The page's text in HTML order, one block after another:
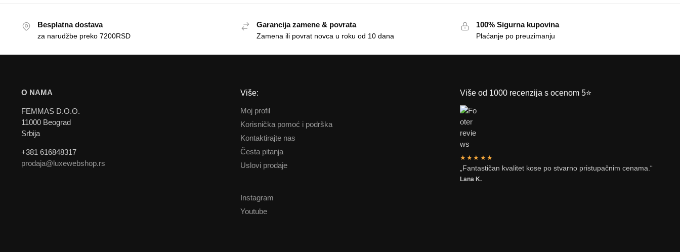
Besplatna dostava
za narudžbe preko 7200RSD
Garancija zamene & povrata
Zamena ili povrat novca u roku od 10 dana
100% Sigurna kupovina
Plaćanje po preuzimanju
O NAMA
FEMMAS D.O.O.
11000 Beograd
Srbija
+381 616848317
prodaja@luxewebshop.rs
Više:
Moj profil
Korisnička pomoć i podrška
Kontaktirajte nas
Česta pitanja
Uslovi prodaje
Instagram
Youtube
Više od 1000 recenzija s ocenom 5⭐
★★★★★
„Fantastičan kvalitet kose po stvarno pristupačnim cenama.“
Lana K.